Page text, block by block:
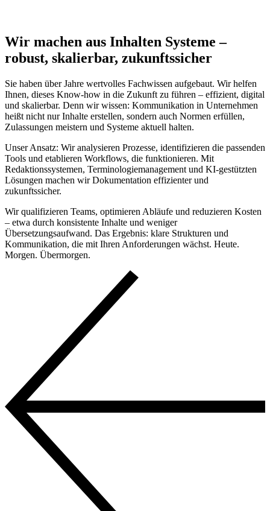
Wir machen aus Inhalten Systeme –
robust, skalierbar, zukunftssicher
Sie haben über Jahre wertvolles Fachwissen aufgebaut. Wir helfen
Ihnen, dieses Know-how in die Zukunft zu führen – effizient, digital
und skalierbar. Denn wir wissen: Kommunikation in Unternehmen
heißt nicht nur Inhalte erstellen, sondern auch Normen erfüllen,
Zulassungen meistern und Systeme aktuell halten.
Unser Ansatz: Wir analysieren Prozesse, identifizieren die passenden
Tools und etablieren Workflows, die funktionieren. Mit
Redaktionssystemen, Terminologiemanagement und KI-gestützten
Lösungen machen wir Dokumentation effizienter und
zukunftssicher.
Wir qualifizieren Teams, optimieren Abläufe und reduzieren Kosten
– etwa durch konsistente Inhalte und weniger
Übersetzungsaufwand. Das Ergebnis: klare Strukturen und
Kommunikation, die mit Ihren Anforderungen wächst. Heute.
Morgen. Übermorgen.